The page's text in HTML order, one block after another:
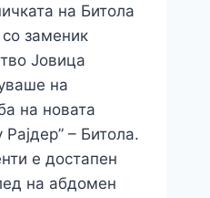
на Битола
заменик
Јовица
на
на новата
– Битола.
е достапен
на абдомен